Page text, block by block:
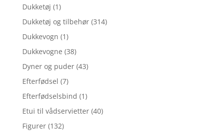
Dukketøj (1)
Dukketøj og tilbehør (314)
Dukkevogn (1)
Dukkevogne (38)
Dyner og puder (43)
Efterfødsel (7)
Efterfødselsbind (1)
Etui til vådservietter (40)
Figurer (132)